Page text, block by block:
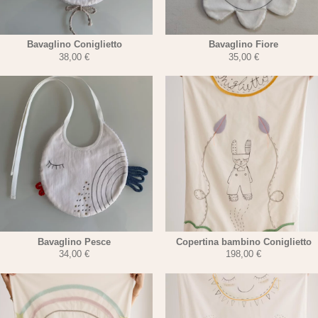
Bavaglino Coniglietto
38,00€
Bavaglino Fiore
35,00 €
Bavaglino Pesce
34,00€
Copertina bambino Coniglietto
198,00€